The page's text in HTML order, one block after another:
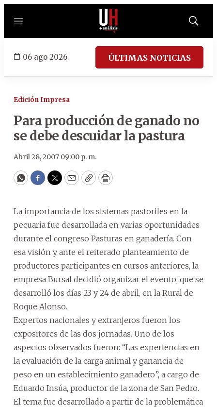
Menú
Mostrar
06 ago 2026 ÚLTIMAS NOTICIAS
Edición Impresa
Para producción de ganado no
se debe descuidar la pastura
Abril 28, 2007 09:00 p. m.
WhatsApp
Facebook
Twitter
EmailCopyPrint
La importancia de los sistemas pastoriles en la
pecuaria fue desarrollada en varias oportunidades
durante el congreso Pasturas en ganadería. Con
esa visión y ante el reiterado planteamiento de
productores participantes en cursos anteriores, la
empresa Bursal decidió organizar el evento, que se
desarrolló los días 23 y 24 de abril, en la Rural de
Roque Alonso.
Expertos nacionales y extranjeros fueron los
expositores de las dos jornadas. Uno de los
aspectos observados fueron: “Las experiencias en
la evaluación de la carga animal y ganancia de
peso en un establecimiento ganadero”, a cargo de
Eduardo Insúa, productor de la zona de San Pedro.
El tema fue desarrollado a partir de la problemática